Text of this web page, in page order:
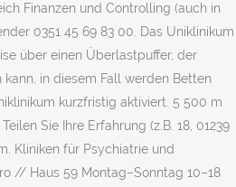
Finanzen und Controlling (auch in
0351 45 69 83 00. Das Uniklinikum
über einen Überlastpuffer, der
in diesem Fall werden Betten
kurzfristig aktiviert. 5 500 m
Sie Ihre Erfahrung (z.B. 18, 01239
Kliniken für Psychiatrie und
// Haus 59 Montag–Sonntag 10–18